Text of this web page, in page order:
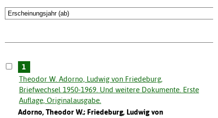
1
Theodor W. Adorno, Ludwig von Friedeburg,
Briefwechsel 1950-1969. Und weitere Dokumente. Erste
Auflage, Originalausgabe.
Adorno, Theodor W.; Friedeburg, Ludwig von